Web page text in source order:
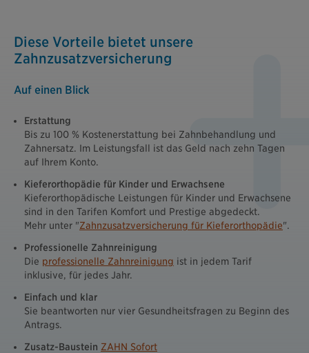
Diese Vorteile bietet unsere
Zahnzusatzversicherung
Auf einen Blick
Erstattung
Bis zu 100 % Kostenerstattung bei Zahnbehandlung und
Zahnersatz. Im Leistungsfall ist das Geld nach zehn Tagen
auf Ihrem Konto.
Kieferorthopädie für Kinder und Erwachsene
Kieferorthopädische Leistungen für Kinder und Erwachsene
sind in den Tarifen Komfort und Prestige abgedeckt.
Mehr unter "Zahnzusatzversicherung für Kieferorthopädie".
Professionelle Zahnreinigung
Die professionelle Zahnreinigung ist in jedem Tarif
inklusive, für jedes Jahr.
Einfach und klar
Sie beantworten nur vier Gesundheitsfragen zu Beginn des
Antrags.
Zusatz-Baustein ZAHN Sofort